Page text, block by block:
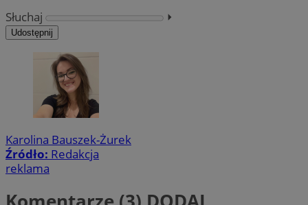
Słuchaj
⏵︎
Udostępnij
Karolina Bauszek-Żurek
Źródło: Redakcja
reklama